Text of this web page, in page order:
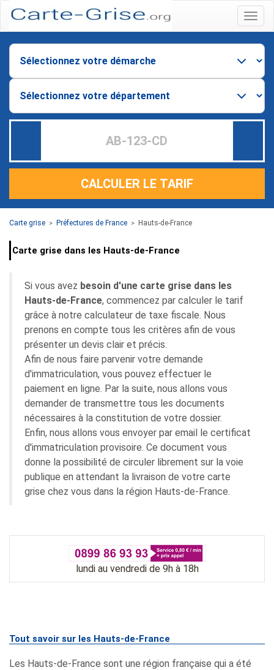
Menu
CALCULER LE TARIF
Carte grise > Préfectures de France > Hauts-de-France
Carte grise dans les Hauts-de-France
Si vous avez besoin d'une carte grise dans les
Hauts-de-France, commencez par calculer le tarif
grâce à notre calculateur de taxe fiscale. Nous
prenons en compte tous les critères afin de vous
présenter un devis clair et précis.
Afin de nous faire parvenir votre demande
d'immatriculation, vous pouvez effectuer le
paiement en ligne. Par la suite, nous allons vous
demander de transmettre tous les documents
nécessaires à la constitution de votre dossier.
Enfin, nous allons vous envoyer par email le certificat
d'immatriculation provisoire. Ce document vous
donne la possibilité de circuler librement sur la voie
publique en attendant la livraison de votre carte
grise chez vous dans la région Hauts-de-France.
lundi au vendredi de 9h à 18h
Tout savoir sur les Hauts-de-France
Les Hauts-de-France sont une région française qui a été